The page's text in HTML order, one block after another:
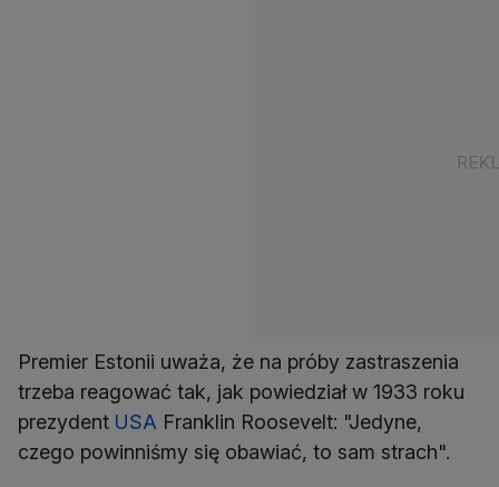
Premier Estonii uważa, że na próby zastraszenia
trzeba reagować tak, jak powiedział w 1933 roku
prezydent USA Franklin Roosevelt: "Jedyne,
czego powinniśmy się obawiać, to sam strach".